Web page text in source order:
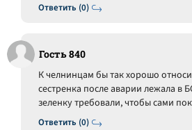
Ответить (0)
Гость 840
Ответить (0)
К челнинцам бы так хорошо
сестренка после аварии лежала в
зеленку требовали, чтобы сами